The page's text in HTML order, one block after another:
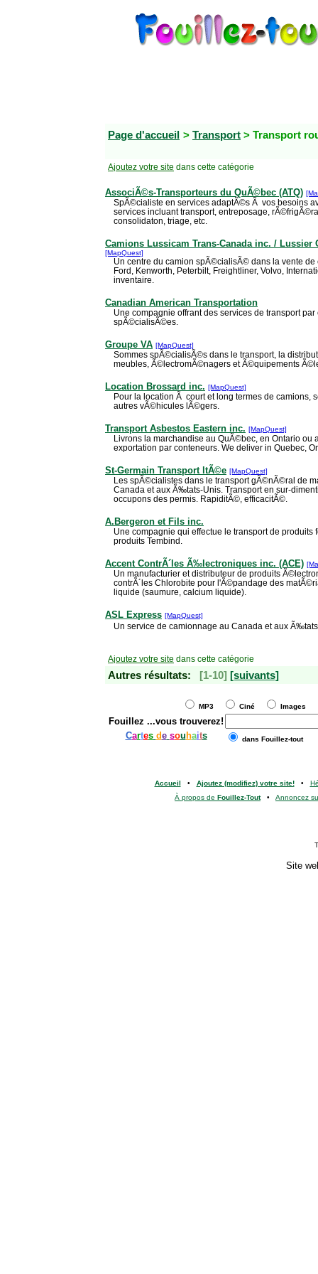
Page d'accueil > Transport > Transport
Ajoutez votre site dans cette catégorie
AssociÃ©s-Transporteurs du QuÃ©bec (ATQ)
SpÃ©cialiste en services adaptÃ©s Ã vos besoins
services incluant transport, entreposage,
consolidaton, triage, etc.
Camions Lussicam Trans-Canada inc. / Lussier
[MapQuest]
Un centre du camion spÃ©cialisÃ© dans la vente de
Ford, Kenworth, Peterbilt, Freightliner, Volvo,
inventaire.
Canadian American Transportation
Une compagnie offrant des services de transport
spÃ©cialisÃ©es.
Groupe VA [MapQuest]
Sommes spÃ©cialisÃ©s dans le transport, la
meubles, Ã©lectromÃ©nagers et Ã©quipements
Location Brossard inc. [MapQuest]
Pour la location Ã court et long termes de camions,
autres vÃ©hicules lÃ©gers.
Transport Asbestos Eastern inc. [MapQuest]
Livrons la marchandise au QuÃ©bec, en Ontario ou
exportation par conteneurs. We deliver in Quebec,
St-Germain Transport ltÃ©e [MapQuest]
Les spÃ©cialistes dans le transport gÃ©nÃ©ral de
Canada et aux Ã‰tats-Unis. Transport en sur-
occupons des permis. RapiditÃ©, efficacitÃ©.
A.Bergeron et Fils inc.
Une compagnie qui effectue le transport de produits
produits Tembind.
Accent ContrÃ´les Ã‰lectroniques inc. (ACE)
Un manufacturier et distributeur de produits
contrÃ´les Chlorobite pour l'Ã©pandage des
liquide (saumure, calcium liquide).
ASL Express [MapQuest]
Un service de camionnage au Canada et aux
Ajoutez votre site dans cette catégorie
Autres résultats: [1-10] [suivants]
MP3 Ciné Images
Fouillez ...vous trouverez!
Cartes de sou haits dans Fouillez-tout
Accueil • Ajoutez (modifiez) votre site!•
À propos de Fouillez-Tout• Annoncez
Site